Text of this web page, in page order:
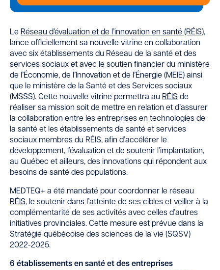
Le Réseau d’évaluation et de l’innovation en santé (RÉIS),
lance officiellement sa nouvelle vitrine en collaboration
avec six établissements du Réseau de la santé et des
services sociaux et avec le soutien financier du ministère
de l’Économie, de l’Innovation et de l’Énergie (MEIE) ainsi
que le ministère de la Santé et des Services sociaux
(MSSS). Cette nouvelle vitrine permettra au RÉIS de
réaliser sa mission soit de mettre en relation et d’assurer
la collaboration entre les entreprises en technologies de
la santé et les établissements de santé et services
sociaux membres du RÉIS, afin d’accélérer le
développement, l’évaluation et de soutenir l’implantation,
au Québec et ailleurs, des innovations qui répondent aux
besoins de santé des populations.
MEDTEQ+ a été mandaté pour coordonner le réseau
RÉIS, le soutenir dans l’atteinte de ses cibles et veiller à la
complémentarité de ses activités avec celles d’autres
initiatives provinciales. Cette mesure est prévue dans la
Stratégie québécoise des sciences de la vie (SQSV)
2022-2025.
6 établissements en santé et des entreprises